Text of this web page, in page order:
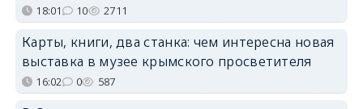
18:01 10 2711
Карты, книги, два станка: чем интересна новая
выставка в музее крымского просветителя
16:02 0 587